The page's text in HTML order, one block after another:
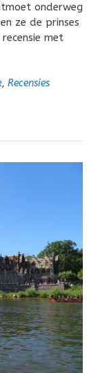
onderweg
ze de prinses
met
, Recensies